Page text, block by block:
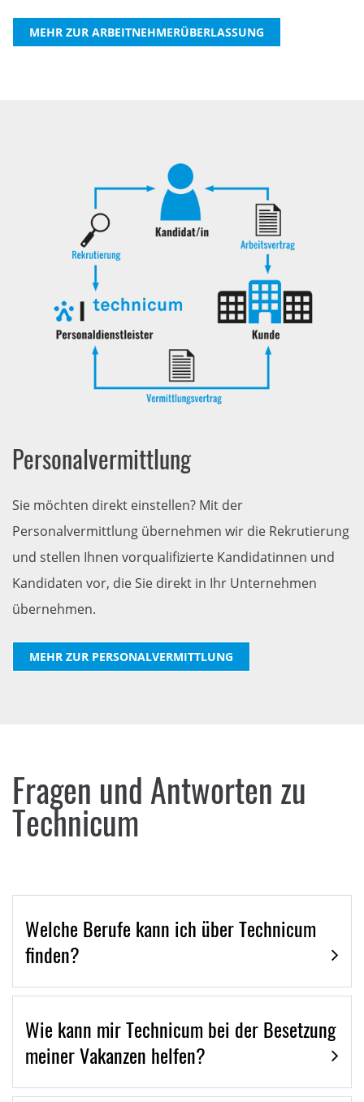
MEHR ZUR ARBEITNEHMERÜBERLASSUNG
Personalvermittlung
Sie möchten direkt einstellen? Mit der
Personalvermittlung übernehmen wir die Rekrutierung
und stellen Ihnen vorqualifizierte Kandidatinnen und
Kandidaten vor, die Sie direkt in Ihr Unternehmen
übernehmen.
MEHR ZUR PERSONALVERMITTLUNG
Fragen und Antworten zu
Technicum
Welche Berufe kann ich über Technicum
finden?
Wie kann mir Technicum bei der Besetzung
meiner Vakanzen helfen?